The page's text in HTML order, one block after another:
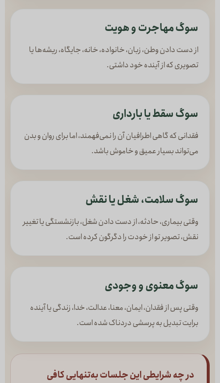
سوگ مهاجرت و هویت
از دست دادن وطن، زبان، خانواده، خانه، جایگاه، ریشه‌ها یا
تصویری که از آینده خود داشتی.
سوگ سقط یا بارداری
فقدانی که گاهی اطرافیان آن را نمی‌فهمند، اما برای روان و بدن
می‌تواند بسیار عمیق و خاموش باشد.
سوگ سلامت، شغل یا نقش
وقتی بیماری، حادثه، از دست دادن شغل، بازنشستگی یا تغییر
نقش، تصویر تو از خودت را دگرگون کرده است.
سوگ معنوی و وجودی
وقتی پس از فقدان، ایمان، معنا، عدالت، خدا، زندگی یا آینده
برایت تبدیل به پرسشی دردناک شده است.
در چه شرایطی این جلسات به‌تنهایی کافی